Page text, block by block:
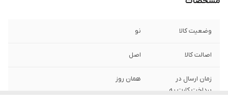
وضعیت کالا نو
اصالت کالا اصل
زمان ارسال در
پرداخت کارت به
همان روز